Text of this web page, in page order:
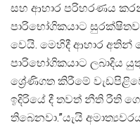
සහ ආහාර පරිහරණය
පාරිභෝගිකයාට සුරක්ෂිතව
වෙයි. මෙහිදී ආහාර
පාරිභෝගිකයාට ලබාදිය
ශ්‍රේණිගත කිරීමේ
ඉදිරියේ දී තවත් නීති රීති
තිබෙනවා.”යැයි